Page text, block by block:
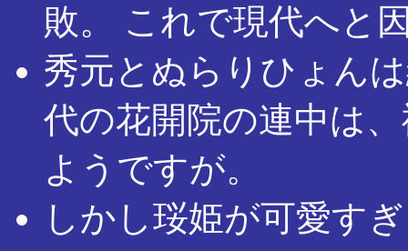
敗。 これで現代へと
秀元とぬらりひょん
代の花開院の連中は
ようですが。
しかし珱姫が可愛す